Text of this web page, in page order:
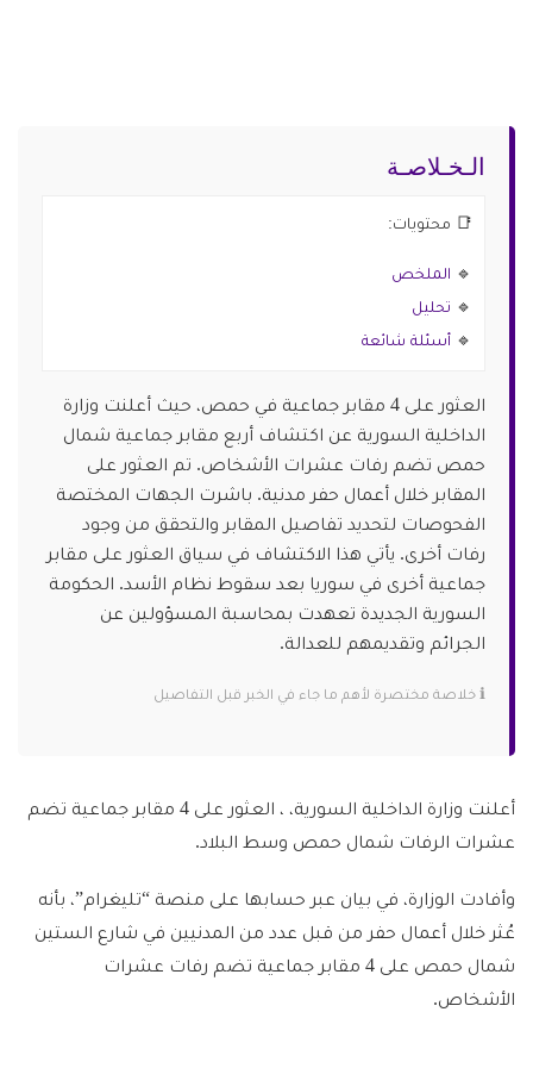
الـخـلاصـة
📑 محتويات:
🔹 الملخص
🔹 تحليل
🔹 أسئلة شائعة
العثور على 4 مقابر جماعية في حمص، حيث أعلنت وزارة
الداخلية السورية عن اكتشاف أربع مقابر جماعية شمال
حمص تضم رفات عشرات الأشخاص. تم العثور على
المقابر خلال أعمال حفر مدنية. باشرت الجهات المختصة
الفحوصات لتحديد تفاصيل المقابر والتحقق من وجود
رفات أخرى. يأتي هذا الاكتشاف في سياق العثور على مقابر
جماعية أخرى في سوريا بعد سقوط نظام الأسد. الحكومة
السورية الجديدة تعهدت بمحاسبة المسؤولين عن
الجرائم وتقديمهم للعدالة.
ℹ️ خلاصة مختصرة لأهم ما جاء في الخبر قبل التفاصيل
أعلنت وزارة الداخلية السورية، ، العثور على 4 مقابر جماعية تضم
عشرات الرفات شمال حمص وسط البلاد.
وأفادت الوزارة، في بيان عبر حسابها على منصة “تليغرام”، بأنه
عُثر خلال أعمال حفر من قبل عدد من المدنيين في شارع الستين
شمال حمص على 4 مقابر جماعية تضم رفات عشرات
الأشخاص.